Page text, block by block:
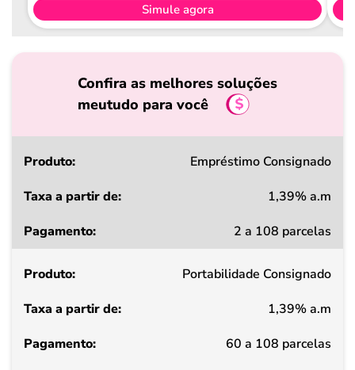
Simule agora
Confira as melhores soluções
meutudo para você
Produto
a
de
Pagamento
Empréstimo Consignado
1,39% a.m
2 a 108 parcelas
Portabilidade Consignado
1,39% a.m
60 a 108 parcelas